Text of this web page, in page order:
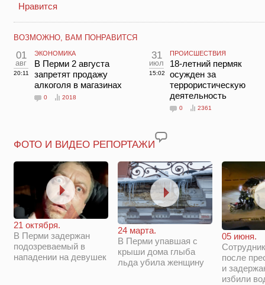
Нравится
ВОЗМОЖНО, ВАМ ПОНРАВИТСЯ
01
авг
20:11
ЭКОНОМИКА
В Перми 2 августа
запретят продажу
алкоголя в магазинах
0 2018
31
июл
15:02
ПРОИСШЕСТВИЯ
18-летний пермяк
осужден за
террористическую
деятельность
0 2361
ФОТО И ВИДЕО РЕПОРТАЖИ
21 октября.
В Перми задержан
подозреваемый в
нападении на девушек
24 марта.
В Перми упавшая с
крыши дома глыба
льда убила женщину
05 июня.
после
и
избили